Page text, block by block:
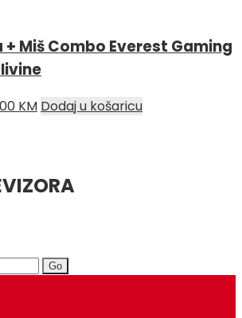
Miš Combo Everest Gaming
KM.
KMTrenutna
Dodaj u košaricu